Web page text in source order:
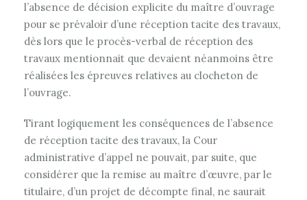
l’absence de décision explicite du maître d’ouvrage
pour se prévaloir d’une réception tacite des travaux,
dès lors que le procès-verbal de réception des
travaux mentionnait que devaient néanmoins être
réalisées les épreuves relatives au clocheton de
l’ouvrage.
Tirant logiquement les conséquences de l’absence
de réception tacite des travaux, la Cour
administrative d’appel ne pouvait, par suite, que
considérer que la remise au maître d’œuvre, par le
titulaire, d’un projet de décompte final, ne saurait